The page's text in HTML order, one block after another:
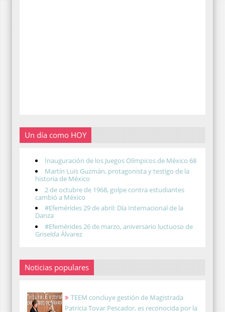
Un día como HOY
Inauguración de los Juegos Olímpicos de México 68
Martín Luis Guzmán, protagonista y testigo de la
historia de México
2 de octubre de 1968, golpe contra estudiantes
cambió a México
#Efemérides 29 de abril: Día Internacional de la
Danza
#Efemérides 26 de marzo, aniversario luctuoso de
Griselda Álvarez
Noticias populares
TEEM concluye gestión de Magistrada
Patricia Tovar Pescador, es reconocida por la